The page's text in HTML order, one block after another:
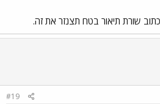
שורת תיאור בטח תצנזר את זה.
#19